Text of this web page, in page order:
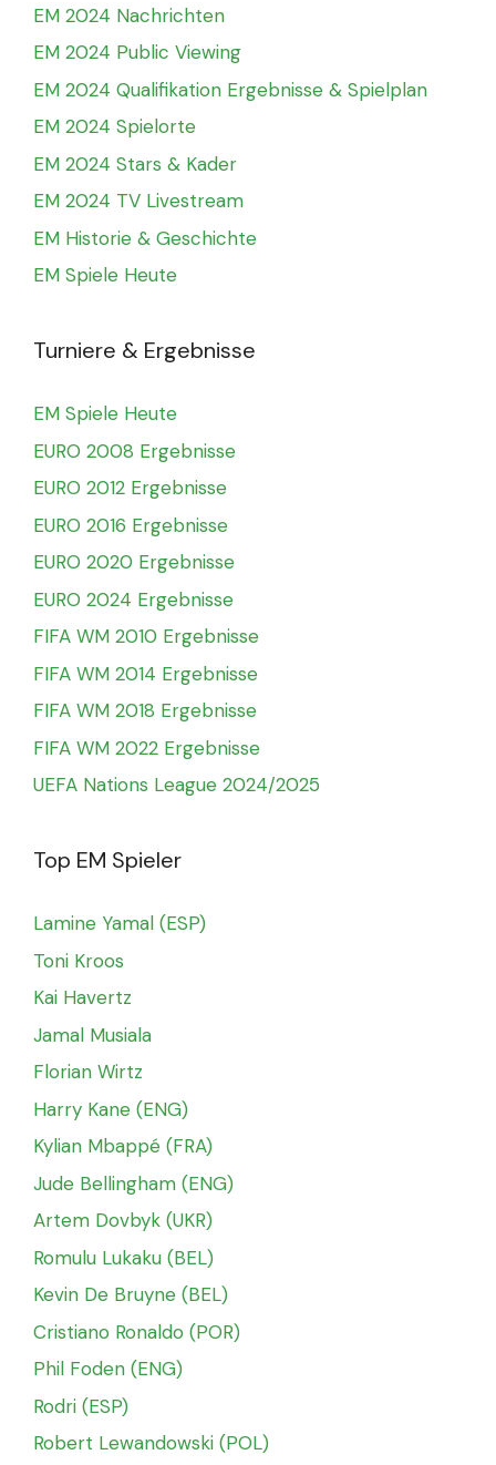
EM 2024 Nachrichten
EM 2024 Public Viewing
EM 2024 Qualifikation Ergebnisse & Spielplan
EM 2024 Spielorte
EM 2024 Stars & Kader
EM 2024 TV Livestream
EM Historie & Geschichte
EM Spiele Heute
Turniere & Ergebnisse
EM Spiele Heute
EURO 2008 Ergebnisse
EURO 2012 Ergebnisse
EURO 2016 Ergebnisse
EURO 2020 Ergebnisse
EURO 2024 Ergebnisse
FIFA WM 2010 Ergebnisse
FIFA WM 2014 Ergebnisse
FIFA WM 2018 Ergebnisse
FIFA WM 2022 Ergebnisse
UEFA Nations League 2024/2025
Top EM Spieler
Lamine Yamal (ESP)
Toni Kroos
Kai Havertz
Jamal Musiala
Florian Wirtz
Harry Kane (ENG)
Kylian Mbappé (FRA)
Jude Bellingham (ENG)
Artem Dovbyk (UKR)
Romulu Lukaku (BEL)
Kevin De Bruyne (BEL)
Cristiano Ronaldo (POR)
Phil Foden (ENG)
Rodri (ESP)
Robert Lewandowski (POL)